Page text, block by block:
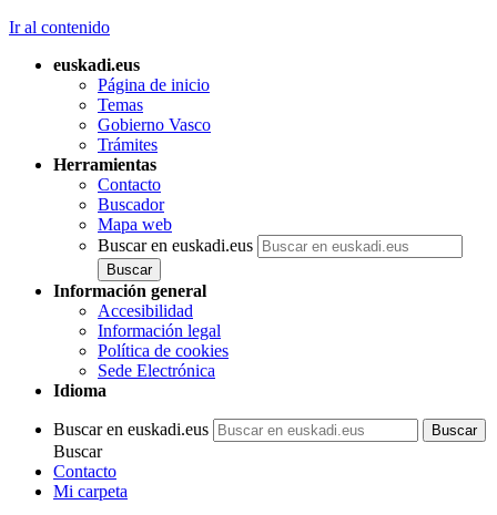
Ir al contenido
euskadi.eus
Página de inicio
Temas
Gobierno Vasco
Trámites
Herramientas
Contacto
Buscador
Mapa web
Buscar en euskadi.eus
Información general
Accesibilidad
Información legal
Política de cookies
Sede Electrónica
Idioma
Buscar en euskadi.eus
Buscar
Contacto
Mi carpeta